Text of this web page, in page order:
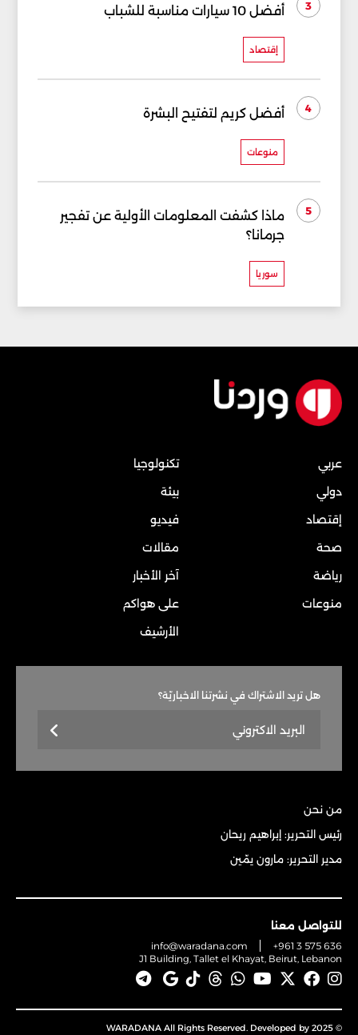
3 أفضل 10 سيارات مناسبة للشباب
إقتصاد
4 أفضل كريم لتفتيح البشرة
منوعات
5
ماذا كشفت المعلومات الأولية عن تفجير
جرمانا؟
سوريا
عربي
دولي
إقتصاد
صحة
رياضة
منوعات
تكنولوجيا
بيئة
فيديو
مقالات
آخر الأخبار
على هواكم
الأرشيف
هل تريد الاشتراك في نشرتنا الاخباريّة؟
من نحن
رئيس التحرير: إبراهيم ريحان
مدير التحرير: مارون يمّين
للتواصل معنا
info@waradana.com
+961 3 575 636
J1 Building, Tallet el Khayat, Beirut, Lebanon
© 2025 WARADANA All Rights Reserved. Developed by